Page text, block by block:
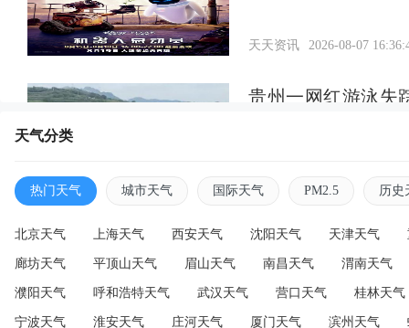
天天资讯 2026-08-07
贵州一网红游泳失
2026-08-07
天气分类
热门天气 城市天气 国际天气 PM2.5 历史
北京天气 上海天气 西安天气 沈阳天气 天津天气
廊坊天气 平顶山天气 眉山天气 南昌天气 渭南天气
濮阳天气 呼和浩特天气 武汉天气 营口天气 桂林天气
宁波天气 淮安天气 庄河天气 厦门天气 滨州天气